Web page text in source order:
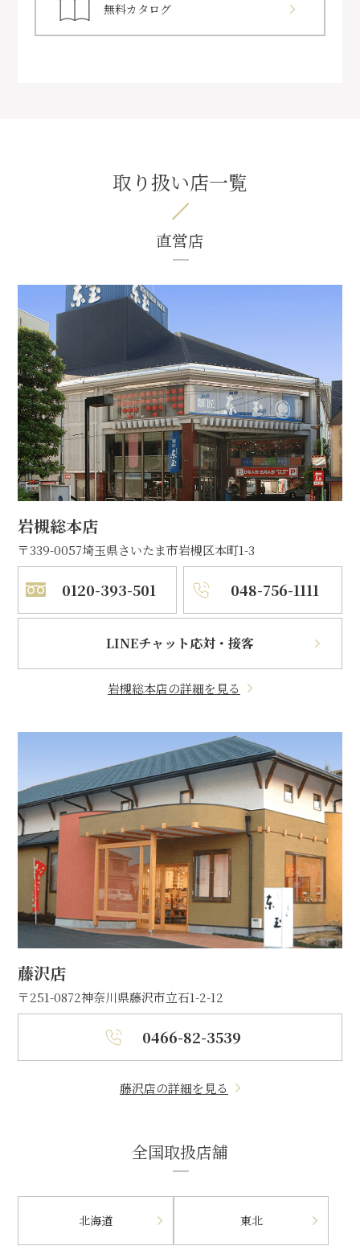
無料カタログ
取り扱い店一覧
直営店
岩槻総本店
〒339-0057埼玉県さいたま市岩槻区本町1-3
0120-393-501 048-756-1111
LINEチャット応対・接客
岩槻総本店の詳細を見る
藤沢店
〒251-0872神奈川県藤沢市立石1-2-12
0466-82-3539
藤沢店の詳細を見る
全国取扱店舗
北海道 東北